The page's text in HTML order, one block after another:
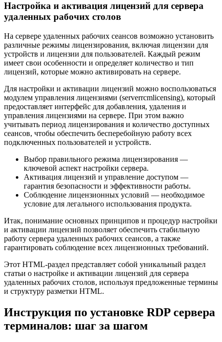
Настройка и активация лицензий для сервера
удаленных рабочих столов
На сервере удаленных рабочих сеансов возможно установить
различные режимы лицензирования, включая лицензии для
устройств и лицензии для пользователей. Каждый режим
имеет свои особенности и определяет количество и тип
лицензий, которые можно активировать на сервере.
Для настройки и активации лицензий можно воспользоваться
модулем управления лицензиями (serverrcmlicensing), который
предоставляет интерфейс для добавления, удаления и
управления лицензиями на сервере. При этом важно
учитывать период лицензирования и количество доступных
сеансов, чтобы обеспечить бесперебойную работу всех
подключенных пользователей и устройств.
Выбор правильного режима лицензирования —
ключевой аспект настройки сервера.
Активация лицензий и управление доступом —
гарантия безопасности и эффективности работы.
Соблюдение лицензионных условий — необходимое
условие для легального использования продукта.
Итак, понимание основных принципов и процедур настройки
и активации лицензий позволяет обеспечить стабильную
работу сервера удаленных рабочих сеансов, а также
гарантировать соблюдение всех лицензионных требований.
Этот HTML-раздел представляет собой уникальный раздел
статьи о настройке и активации лицензий для сервера
удаленных рабочих столов, используя предложенные термины
и структуру разметки HTML.
Инструкция по установке RDP сервера
терминалов: шаг за шагом